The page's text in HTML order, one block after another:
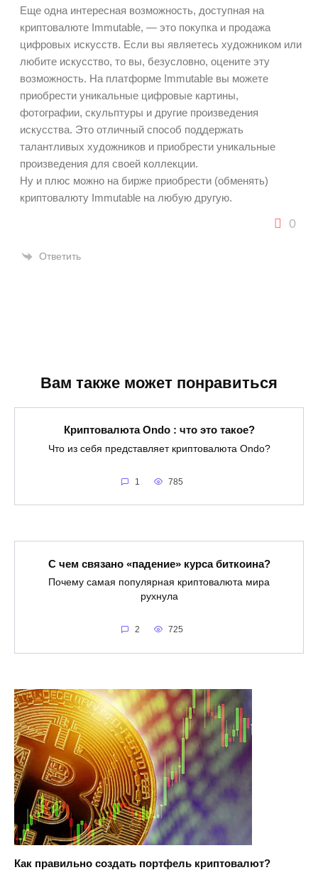
Еще одна интересная возможность, доступная на
криптовалюте Immutable, — это покупка и продажа
цифровых искусств. Если вы являетесь художником или
любите искусство, то вы, безусловно, оцените эту
возможность. На платформе Immutable вы можете
приобрести уникальные цифровые картины,
фотографии, скульптуры и другие произведения
искусства. Это отличный способ поддержать
талантливых художников и приобрести уникальные
произведения для своей коллекции.
Ну и плюс можно на бирже приобрести (обменять)
криптовалюту Immutable на любую другую.
0
Ответить
Вам также может понравиться
Криптовалюта Ondo : что это такое?
Что из себя представляет криптовалюта Ondo?
1 785
С чем связано «падение» курса биткоина?
Почему самая популярная криптовалюта мира
рухнула
2 725
Как правильно создать портфель криптовалют?